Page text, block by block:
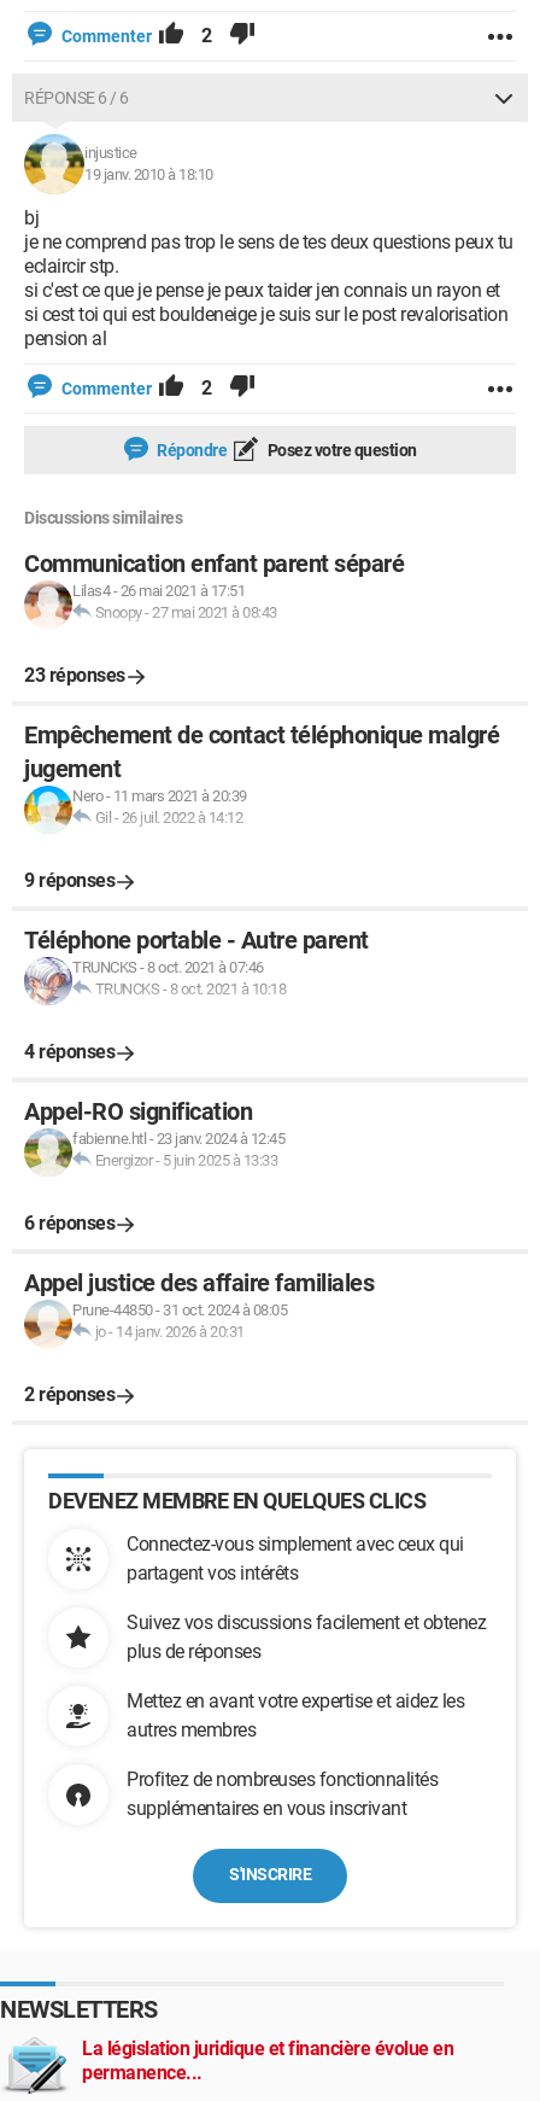
Commenter 2
RÉPONSE 6 / 6
injustice
19 janv. 2010 à 18:10
bj
je ne comprend pas trop le sens de tes deux questions peux tu
eclaircir stp.
si c'est ce que je pense je peux taider jen connais un rayon et
si cest toi qui est bouldeneige je suis sur le post revalorisation
pension al
Commenter 2
Répondre Posez votre question
Discussions similaires
Communication enfant parent séparé
Lilas4-26 mai 2021 à 17:51
Snoopy-27 mai 2021 à 08:43
23 réponses
Empêchement de contact téléphonique malgré
jugement
Nero- 11 mars 2021 à 20:39
Gil -26 juil. 2022 à 14:12
9 réponses
Téléphone portable - Autre parent
TRUNCKS -8 oct. 2021 à 07:46
TRUNCKS - 8 oct. 2021 à 10:18
4 réponses
Appel-RO signification
fabienne.htl -23 janv. 2024 à 12:45
Energizor- 5 juin 2025 à 13:33
6 réponses
Appel justice des affaire familiales
Prune-44850- 31 oct. 2024 à 08:05
jo- 14 janv. 2026 à 20:31
2 réponses
DEVENEZ MEMBRE EN QUELQUES CLICS
Connectez-vous simplement avec ceux qui
partagent vos intérêts
Suivez vos discussions facilement et obtenez
plus de réponses
Mettez en avant votre expertise et aidez les
autres membres
Profitez de nombreuses fonctionnalités
supplémentaires en vous inscrivant
S'INSCRIRE
NEWSLETTERS
La législation juridique et financière évolue en
permanence...